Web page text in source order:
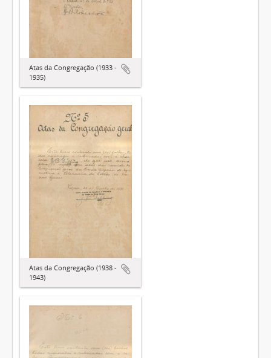
Atas da Congregação (1933 -
1935)
Atas da Congregação (1938 -
1943)